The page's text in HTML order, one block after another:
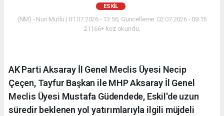
ESKİL
(NM) - Nuri Mutlu | 01.07.2026 - 13:56, Güncelleme: 02.07.2026 - 09:15
21166+ kez okundu.
AK Parti Aksaray İl Genel Meclis Üyesi Necip
Çeçen, Tayfur Başkan ile MHP Aksaray İl Genel
Meclis Üyesi Mustafa Güdendede, Eskil'de uzun
süredir beklenen yol yatırımlarıyla ilgili müjdeli